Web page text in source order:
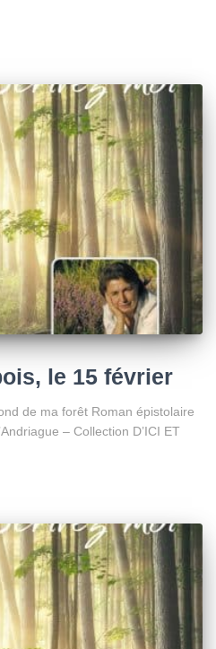
le 15 février
de ma forêt Roman épistolaire
– Collection D’ICI ET